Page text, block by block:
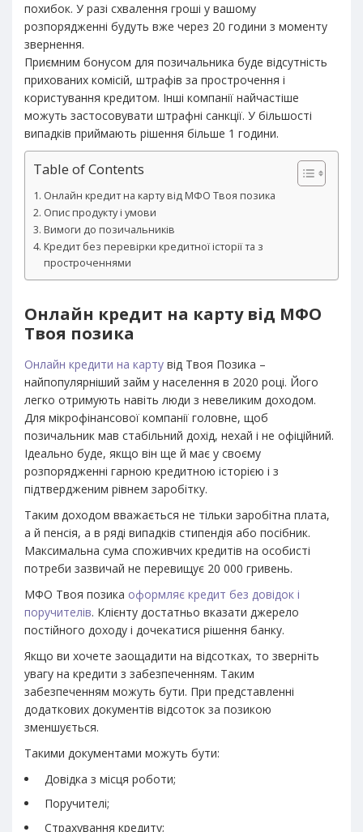
похибок. У разі схвалення гроші у вашому
розпорядженні будуть вже через 20 години з моменту
звернення.
Приємним бонусом для позичальника буде відсутність
прихованих комісій, штрафів за прострочення і
користування кредитом. Інші компанії найчастіше
можуть застосовувати штрафні санкції. У більшості
випадків приймають рішення більше 1 години.
Table of Contents
Онлайн кредит на карту від МФО Твоя позика
Опис продукту і умови
Вимоги до позичальників
Кредит без перевірки кредитної історії та з
простроченнями
Онлайн кредит на карту від МФО
Твоя позика
Онлайн кредити на карту від Твоя Позика –
найпопулярніший займ у населення в 2020 році. Його
легко отримують навіть люди з невеликим доходом.
Для мікрофінансової компанії головне, щоб
позичальник мав стабільний дохід, нехай і не офіційний.
Ідеально буде, якщо він ще й має у своєму
розпорядженні гарною кредитною історією і з
підтвердженим рівнем заробітку.
Таким доходом вважається не тільки заробітна плата,
а й пенсія, а в ряді випадків стипендія або посібник.
Максимальна сума споживчих кредитів на особисті
потреби зазвичай не перевищує 20 000 гривень.
МФО Твоя позика оформляє кредит без довідок і
поручителів. Клієнту достатньо вказати джерело
постійного доходу і дочекатися рішення банку.
Якщо ви хочете заощадити на відсотках, то зверніть
увагу на кредити з забезпеченням. Таким
забезпеченням можуть бути. При представленні
додаткових документів відсоток за позикою
зменшується.
Такими документами можуть бути:
Довідка з місця роботи;
Поручителі;
Страхування кредиту;